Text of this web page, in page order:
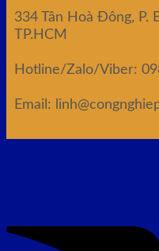
334 Tân Hoà Đông, P.
TP.HCM
Hotline/Zalo/Viber:
Email: